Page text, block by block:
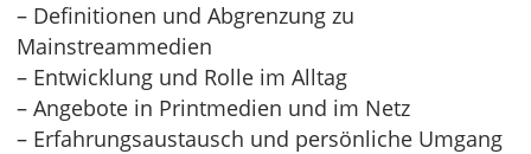
– Definitionen und Abgrenzung zu
Mainstreammedien
– Entwicklung und Rolle im Alltag
– Angebote in Printmedien und im Netz
– Erfahrungsaustausch und persönliche Umgang